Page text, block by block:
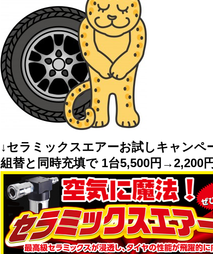
↓セラミックスエアーお試しキャンペ
組替と同時充填で 1台5,500円→2,200